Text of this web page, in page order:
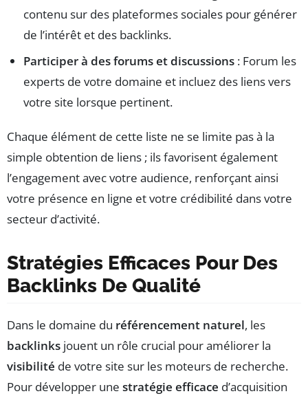
contenu sur des plateformes sociales pour générer
de l’intérêt et des backlinks.
Participer à des forums et discussions : Forum les
experts de votre domaine et incluez des liens vers
votre site lorsque pertinent.
Chaque élément de cette liste ne se limite pas à la
simple obtention de liens ; ils favorisent également
l’engagement avec votre audience, renforçant ainsi
votre présence en ligne et votre crédibilité dans votre
secteur d’activité.
Stratégies Efficaces Pour Des
Backlinks De Qualité
Dans le domaine du référencement naturel, les
backlinks jouent un rôle crucial pour améliorer la
visibilité de votre site sur les moteurs de recherche.
Pour développer une stratégie efficace d’acquisition